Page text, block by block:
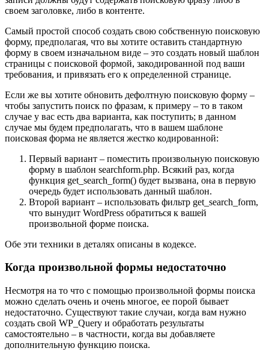
своем заголовке, либо в контенте.
Самый простой способ создать свою собственную поисковую
форму, предполагая, что вы хотите оставить стандартную
форму в своем изначальном виде – это создать новый шаблон
страницы с поисковой формой, закодированной под ваши
требования, и привязать его к определенной странице.
Если же вы хотите обновить дефолтную поисковую форму –
чтобы запустить поиск по фразам, к примеру – то в таком
случае у вас есть два варианта, как поступить; в данном
случае мы будем предполагать, что в вашем шаблоне
поисковая форма не является жестко кодированной:
Первый вариант – поместить произвольную поисковую
форму в шаблон searchform.php. Всякий раз, когда
функция get_search_form() будет вызвана, она в первую
очередь будет использовать данный шаблон.
Второй вариант – использовать фильтр get_search_form,
что вынудит WordPress обратиться к вашей
произвольной форме поиска.
Обе эти техники в деталях описаны в кодексе.
Когда произвольной формы недостаточно
Несмотря на то что с помощью произвольной формы поиска
можно сделать очень и очень многое, ее порой бывает
недостаточно. Существуют такие случаи, когда вам нужно
создать свой WP_Query и обработать результаты
самостоятельно – в частности, когда вы добавляете
дополнительную функцию поиска.